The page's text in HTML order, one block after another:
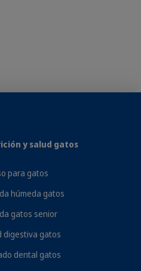
y salud gatos
para gatos
húmeda gatos
gatos senior
digestiva gatos
dental gatos